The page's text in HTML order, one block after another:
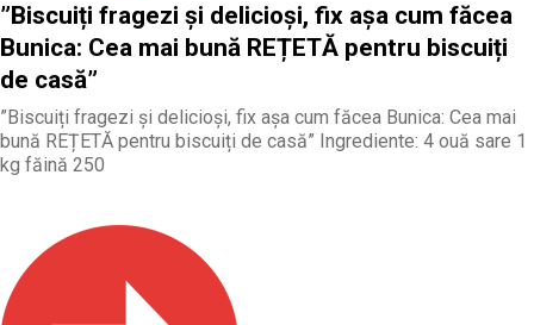
”Biscuiți fragezi și delicioși, fix așa cum făcea
Bunica: Cea mai bună REȚETĂ pentru biscuiți
de casă”
”Biscuiți fragezi și delicioși, fix așa cum făcea Bunica: Cea mai
bună REȚETĂ pentru biscuiți de casă” Ingrediente: 4 ouă sare 1
kg făină 250